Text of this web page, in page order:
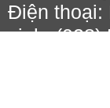
Điện thoại:
sinh: (028)